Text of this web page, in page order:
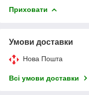
Приховати
Умови доставки
Нова Пошта
Всі умови доставки